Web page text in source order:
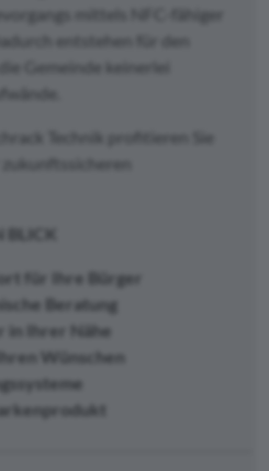
mittels NFC-fähiger
entstehen für den
Gemeinde keinerlei
Technik profitieren Sie
BLICK
f ür Ihre Bürger
Beratung
in Ihrer Nähe
W ünschen